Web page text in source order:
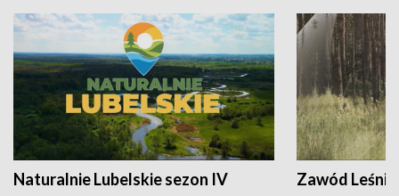
Naturalnie Lubelskie sezon IV Zawód Leśnik